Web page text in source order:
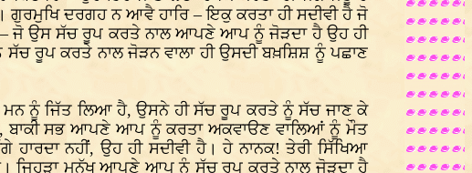
ਦਰਗਹ ਨ ਆਵੈ ਹਾਰਿ – ਇਕੁ ਕਰਤਾ ਹੀ ਸਦੀਵੀ ਹੈ ਜੋ
– ਜੋ ਉਸ ਸੱਚ ਰੂਪ ਕਰਤੇ ਨਾਲ ਆਪਣੇ ਆਪ ਨੂੰ ਜੋੜਦਾ ਹੈ ਉਹ ਹੀ
ਰੂਪ ਕਰਤੇ ਨਾਲ ਜੋੜਨ ਵਾਲਾ ਹੀ ਉਸਦੀ ਬਖ਼ਸ਼ਿਸ਼ ਨੂੰ ਪਛਾਣ
ਮਨ ਨੂੰ ਜਿੱਤ ਲਿਆ ਹੈ, ਉਸਨੇ ਹੀ ਸੱਚ ਰੂਪ ਕਰਤੇ ਨੂੰ ਸੱਚ ਜਾਣ ਕੇ
ਬਾਕੀ ਸਭ ਆਪਣੇ ਆਪ ਨੂੰ ਕਰਤਾ ਅਕਵਾੳਣ ਵਾਲਿਆਂ ਨੂੰ ਮੌਤ
ਨਹੀਂ, ਉਹ ਹੀ ਸਦੀਵੀ ਹੈ। ਹੇ ਨਾਨਕ! ਤੇਰੀ ਸਿੱਖਿਆ
ਜਿਹੜਾ ਮਨੁੱਖ ਆਪਣੇ ਆਪ ਨੂੰ ਸੱਚ ਰੂਪ ਕਰਤੇ ਨਾਲ ਜੋੜਦਾ ਹੈ